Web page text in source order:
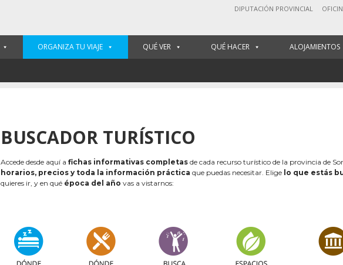
DIPUTACIÓN PROVINCIAL
ORGANIZA TU VIAJE QUÉ VER QUÉ HACER ALOJAMIENTOS
BUSCADOR TURÍSTICO
Accede desde aquí a fichas informativas completas de cada recurso turístico de la provincia de
horarios, precios y toda la información práctica que puedas necesitar. Elige lo que estás
quieres ir, y en qué época del año vas a vistarnos: